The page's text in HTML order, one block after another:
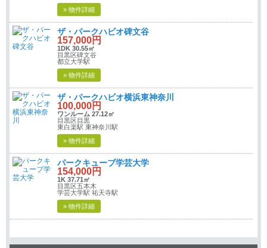
» 物件詳細
ザ・パークハビオ碑文谷
157,000円
1DK 30.55㎡
目黒区碑文谷
都立大学駅
» 物件詳細
ザ・パークハビオ横浜東神奈川
100,000円
ワンルーム 27.12㎡
目黒区目黒
東白楽駅 東神奈川駅
» 物件詳細
パークキューブ学芸大学
154,000円
1K 37.71㎡
目黒区五本木
学芸大学駅 祐天寺駅
» 物件詳細